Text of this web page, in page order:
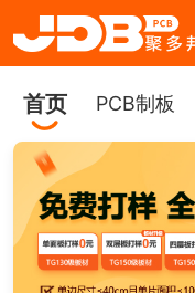
首页 PCB制板